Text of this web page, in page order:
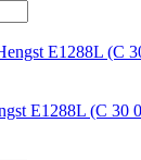
E1288L (C 30